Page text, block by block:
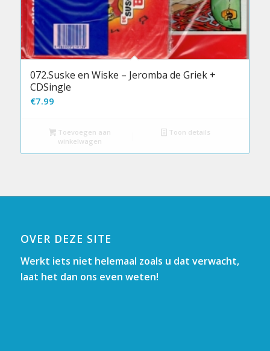
072.Suske en Wiske – Jeromba de Griek +
CDSingle
€7.99
Toevoegen aan
winkelwagen
Toon details
OVER DEZE SITE
Werkt iets niet helemaal zoals u dat verwacht,
laat het dan ons even weten!